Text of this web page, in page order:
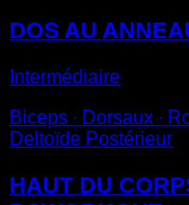
DOS AU
Intermédiaire
Biceps ∙ Dorsaux ∙
Deltoïde Postérieur
HAUT DU